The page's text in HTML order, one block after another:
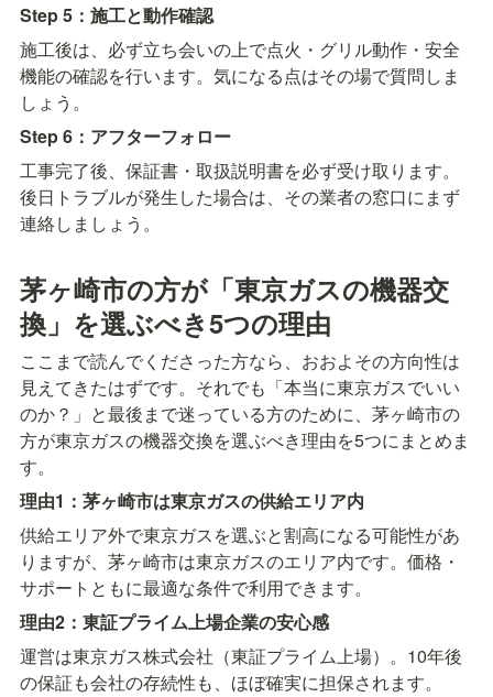
Step 5：施工と動作確認
施工後は、必ず立ち会いの上で点火・グリル動作・安全
機能の確認を行います。気になる点はその場で質問しま
しょう。
Step 6：アフターフォロー
工事完了後、保証書・取扱説明書を必ず受け取ります。
後日トラブルが発生した場合は、その業者の窓口にまず
連絡しましょう。
茅ヶ崎市の方が「東京ガスの機器交
換」を選ぶべき5つの理由
ここまで読んでくださった方なら、おおよその方向性は
見えてきたはずです。それでも「本当に東京ガスでいい
のか？」と最後まで迷っている方のために、茅ヶ崎市の
方が東京ガスの機器交換を選ぶべき理由を5つにまとめま
す。
理由1：茅ヶ崎市は東京ガスの供給エリア内
供給エリア外で東京ガスを選ぶと割高になる可能性があ
りますが、茅ヶ崎市は東京ガスのエリア内です。価格・
サポートともに最適な条件で利用できます。
理由2：東証プライム上場企業の安心感
運営は東京ガス株式会社（東証プライム上場）。10年後
の保証も会社の存続性も、ほぼ確実に担保されます。